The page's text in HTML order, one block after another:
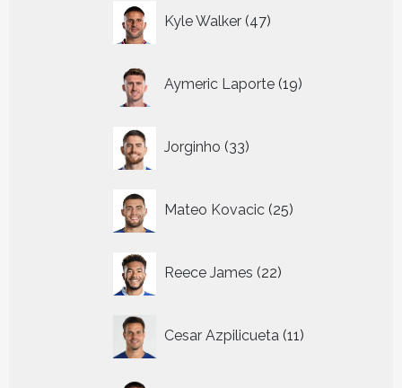
Kyle Walker 47
producten
Aymeric Laporte 19
producten
Jorginho 33
producten
Mateo Kovacic 25
producten
Reece James 22
producten
Cesar Azpilicueta 11
producten